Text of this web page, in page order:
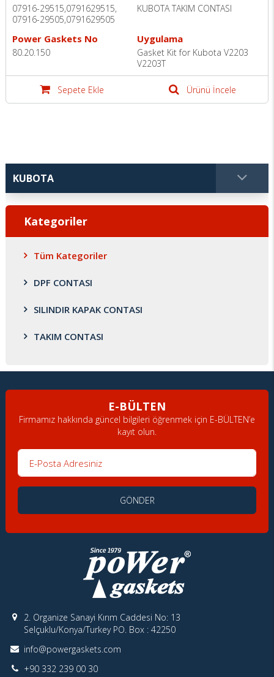
07916-29515,0791629515,
07916-29505,0791629505
KUBOTA TAKIM CONTASI
Power Gaskets No
80.20.150
Uygulama
Gasket Kit for Kubota V2203
V2203T
Sepete Ekle Ürünü İncele
Kategoriler
Tüm Kategoriler
DPF CONTASI
SILINDIR KAPAK CONTASI
TAKIM CONTASI
E-BÜLTEN
Firmamız hakkında güncel bilgileri öğrenmek için E-BÜLTEN’e
kayıt olun.
GÖNDER
2. Organize Sanayi Kırım Caddesi No: 13
Selçuklu/Konya/Turkey PO. Box : 42250
info@powergaskets.com
+90 332 239 00 30